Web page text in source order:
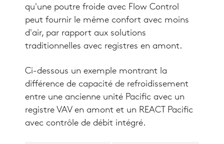
qu'une poutre froide avec Flow Control
peut fournir le même confort avec moins
d'air, par rapport aux solutions
traditionnelles avec registres en amont.
Ci-dessous un exemple montrant la
différence de capacité de refroidissement
entre une ancienne unité Pacific avec un
registre VAV en amont et un REACT Pacific
avec contrôle de débit intégré.